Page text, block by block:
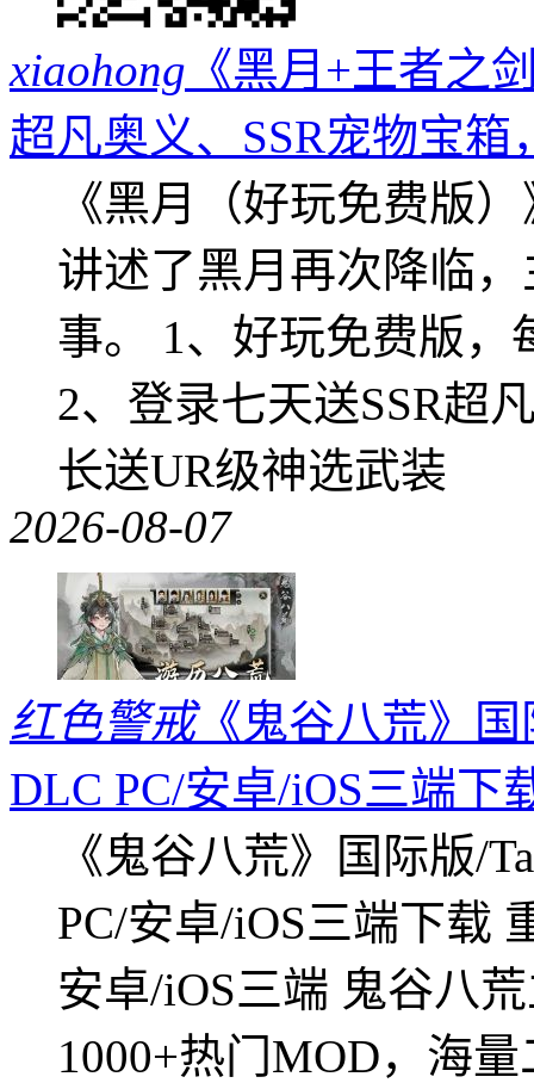
xiaohong 《黑月+王者之
超凡奥义、SSR宠物宝箱
《黑月（好玩免费版
讲述了黑月再次降临
事。 1、好玩免费版，
2、登录七天送SSR超
长送UR级神选武装
2026-08-07
红色警戒《鬼谷八荒》国
DLC PC/安卓/iOS三端下
《鬼谷八荒》国际版/
PC/安卓/iOS三端下载
安卓/iOS三端 鬼谷八
1000+热门MOD，海